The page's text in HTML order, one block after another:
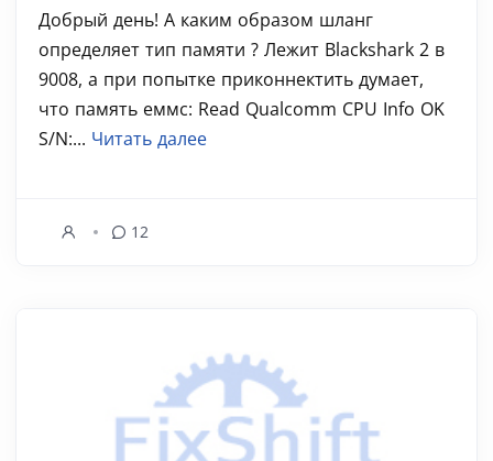
Добрый день! А каким образом шланг
определяет тип памяти ? Лежит Blackshark 2 в
9008, а при попытке приконнектить думает,
что память еммс: Read Qualcomm CPU Info OK
S/N:... Читать далее
12